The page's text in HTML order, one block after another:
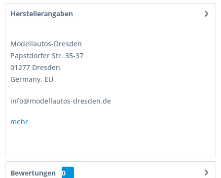
Herstellerangaben
Modellautos-Dresden
Papstdorfer Str. 35-37
01277 Dresden
Germany, EU
info@modellautos-dresden.de
mehr
Bewertungen 0